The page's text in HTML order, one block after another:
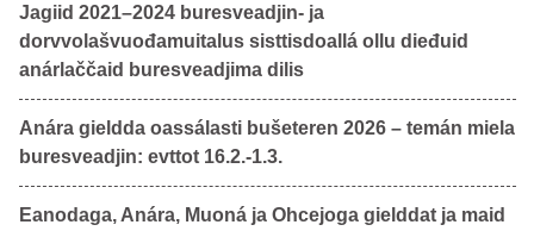
Jagiid 2021–2024 buresveadjin- ja
dorvvolašvuođamuitalus sisttisdoallá ollu dieđuid
anárlaččaid buresveadjima dilis
Anára gieldda oassálasti bušeteren 2026 – temán miela
buresveadjin: evttot 16.2.-1.3.
Eanodaga, Anára, Muoná ja Ohcejoga gielddat ja maid